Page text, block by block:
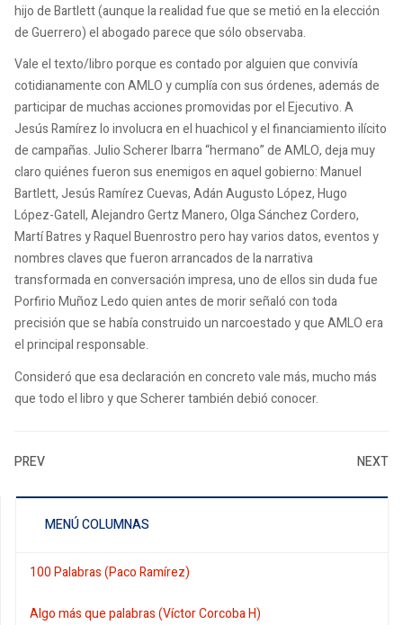
hijo de Bartlett (aunque la realidad fue que se metió en la elección
de Guerrero) el abogado parece que sólo observaba.
Vale el texto/libro porque es contado por alguien que convivía
cotidianamente con AMLO y cumplía con sus órdenes, además de
participar de muchas acciones promovidas por el Ejecutivo. A
Jesús Ramírez lo involucra en el huachicol y el financiamiento ilícito
de campañas. Julio Scherer Ibarra “hermano” de AMLO, deja muy
claro quiénes fueron sus enemigos en aquel gobierno: Manuel
Bartlett, Jesús Ramírez Cuevas, Adán Augusto López, Hugo
López-Gatell, Alejandro Gertz Manero, Olga Sánchez Cordero,
Martí Batres y Raquel Buenrostro pero hay varios datos, eventos y
nombres claves que fueron arrancados de la narrativa
transformada en conversación impresa, uno de ellos sin duda fue
Porfirio Muñoz Ledo quien antes de morir señaló con toda
precisión que se había construido un narcoestado y que AMLO era
el principal responsable.
Consideró que esa declaración en concreto vale más, mucho más
que todo el libro y que Scherer también debió conocer.
PREV NEXT
MENÚ COLUMNAS
100 Palabras (Paco Ramírez)
Algo más que palabras (Víctor Corcoba H)